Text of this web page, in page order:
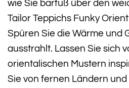
wie Sie barfuß über den
Tailor Teppichs Funky
Spüren Sie die Wärme und
ausstrahlt. Lassen Sie sich
orientalischen Mustern
Sie von fernen Ländern